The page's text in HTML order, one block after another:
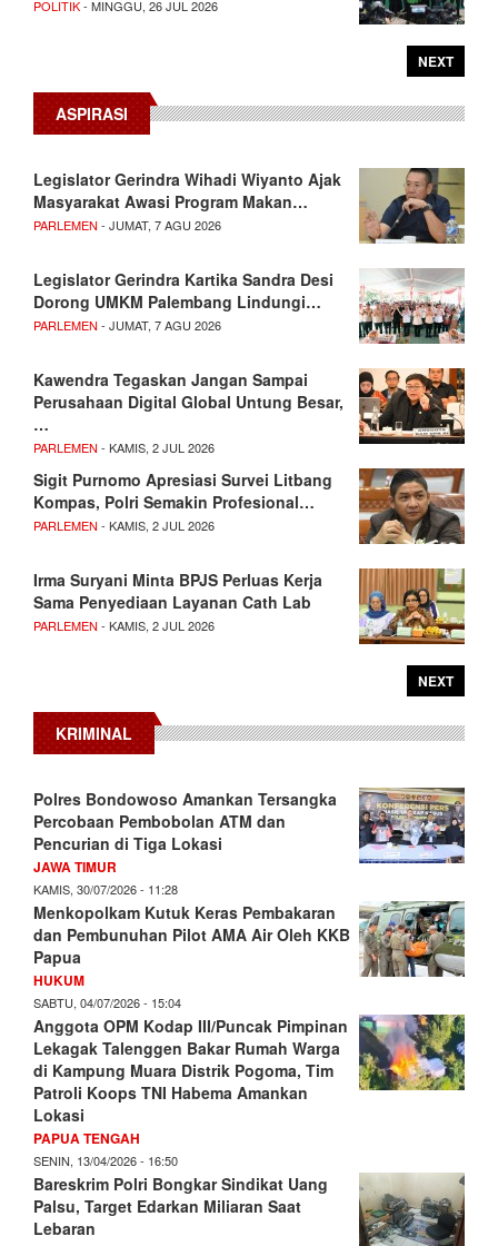
POLITIK- MINGGU, 26 JUL 2026
NEXT
ASPIRASI
Legislator Gerindra Wihadi Wiyanto Ajak
Masyarakat Awasi Program Makan…
PARLEMEN - JUMAT, 7 AGU 2026
Legislator Gerindra Kartika Sandra Desi
Dorong UMKM Palembang Lindungi…
PARLEMEN - JUMAT, 7 AGU 2026
Kawendra Tegaskan Jangan Sampai
Perusahaan Digital Global Untung Besar,
…
PARLEMEN - KAMIS, 2 JUL 2026
Sigit Purnomo Apresiasi Survei Litbang
Kompas, Polri Semakin Profesional…
PARLEMEN - KAMIS, 2 JUL 2026
Irma Suryani Minta BPJS Perluas Kerja
Sama Penyediaan Layanan Cath Lab
PARLEMEN - KAMIS, 2 JUL 2026
NEXT
KRIMINAL
Polres Bondowoso Amankan Tersangka
Percobaan Pembobolan ATM dan
Pencurian di Tiga Lokasi
JAWA TIMUR
KAMIS, 30/07/2026 - 11:28
Menkopolkam Kutuk Keras Pembakaran
dan Pembunuhan Pilot AMA Air Oleh KKB
Papua
HUKUM
SABTU, 04/07/2026 - 15:04
Anggota OPM Kodap III/Puncak Pimpinan
Lekagak Talenggen Bakar Rumah Warga
di Kampung Muara Distrik Pogoma, Tim
Patroli Koops TNI Habema Amankan
Lokasi
PAPUA TENGAH
SENIN, 13/04/2026 - 16:50
Bareskrim Polri Bongkar Sindikat Uang
Palsu, Target Edarkan Miliaran Saat
Lebaran